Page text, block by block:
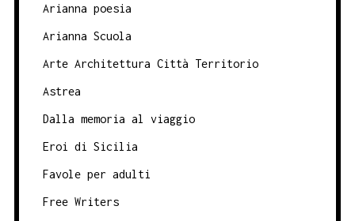
Arianna poesia
Arianna Scuola
Arte Architettura Città Territorio
Astrea
Dalla memoria al viaggio
Eroi di Sicilia
Favole per adulti
Free Writers